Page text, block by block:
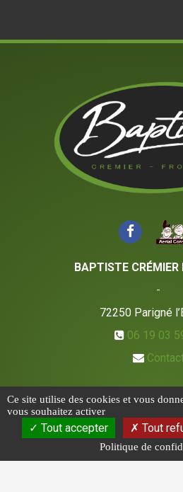
BAPTISTE CRÉMIER
-
72250 Parigné
06 19 03
Ce site utilise des cookies et vous
vous souhaitez activer
Tout accepter Tout
Politique de